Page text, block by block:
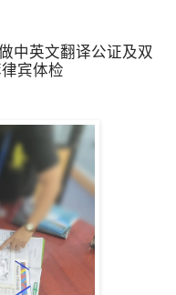
中英文翻译公证及双
宾体检